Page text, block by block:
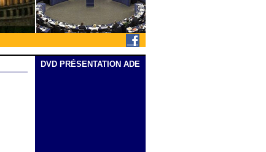
DVD PRÉSENTATION ADE